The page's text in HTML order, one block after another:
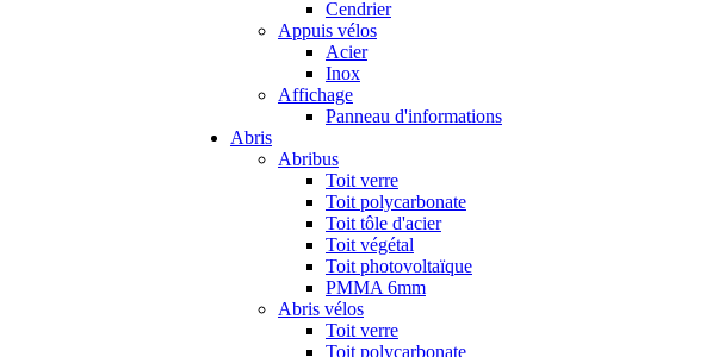
Cendrier
Appuis vélos
Acier
Inox
Affichage
Panneau d'informations
Abris
Abribus
Toit verre
Toit polycarbonate
Toit tôle d'acier
Toit végétal
Toit photovoltaïque
PMMA 6mm
Abris vélos
Toit verre
Toit polycarbonate